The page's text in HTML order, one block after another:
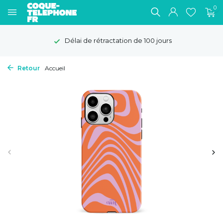
0
Délai de rétractation de 100 jours
Retour Accueil